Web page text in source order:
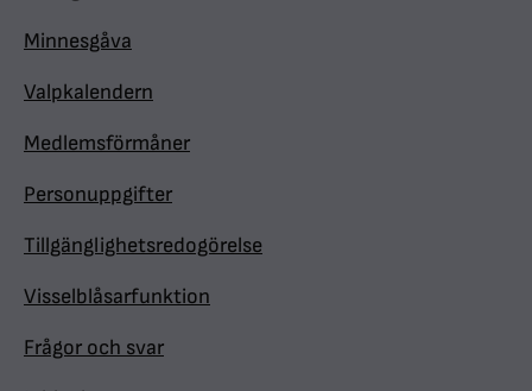
Minnesgåva
Valpkalendern
Medlemsförmåner
Personuppgifter
Tillgänglighetsredogörelse
Visselblåsarfunktion
Frågor och svar